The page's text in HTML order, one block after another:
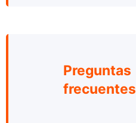
Preguntas
frecuentes